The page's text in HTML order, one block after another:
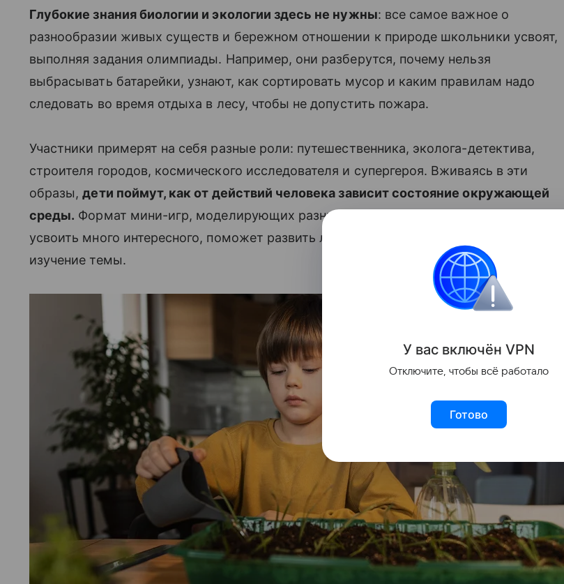
Глубокие знания биологии и экологии здесь не нужны: все самое важное о
разнообразии живых существ и бережном отношении к природе школьники усвоят,
выполняя задания олимпиады. Например, они разберутся, почему нельзя
выбрасывать батарейки, узнают, как сортировать мусор и каким правилам надо
следовать во время отдыха в лесу, чтобы не допустить пожара.
Участники примерят на себя разные роли: путешественника, эколога-детектива,
строителя городов, космического исследователя и супергероя. Вживаясь в эти
образы,дети поймут, как от действий человека зависит состояние окружающей
среды. Формат мини-игр, моделирующих разные ситуации, позволит в легкой форме
усвоить много интересного, поможет развить логику и вдохновит на дальнейшее
изучение темы.
У вас включён VPN
Отключите, чтобы всё работало
Готово